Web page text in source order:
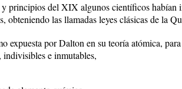
principios del XIX algunos científicos habían
obteniendo las llamadas leyes clásicas de la
expuesta por Dalton en su teoría atómica,
indivisibles e inmutables,